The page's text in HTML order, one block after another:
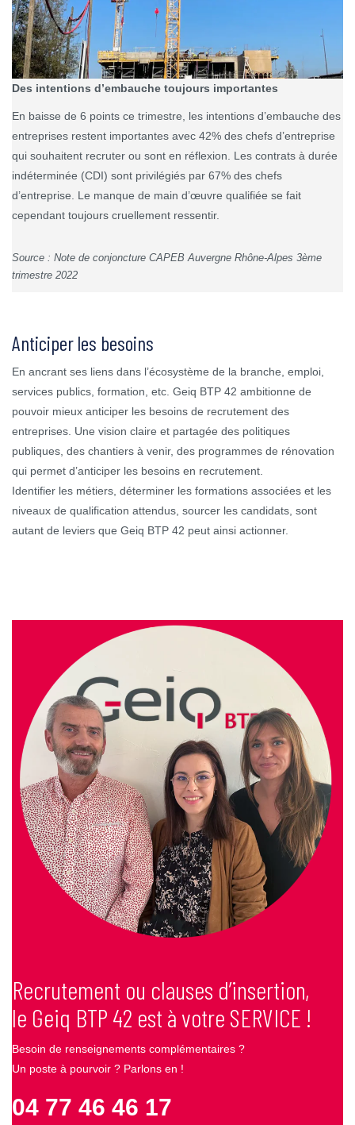
Des intentions d’embauche toujours importantes
En baisse de 6 points ce trimestre, les intentions d’embauche des
entreprises restent importantes avec 42% des chefs d’entreprise
qui souhaitent recruter ou sont en réflexion. Les contrats à durée
indéterminée (CDI) sont privilégiés par 67% des chefs
d’entreprise. Le manque de main d’œuvre qualifiée se fait
cependant toujours cruellement ressentir.
Source : Note de conjoncture CAPEB Auvergne Rhône-Alpes 3ème
trimestre 2022
Anticiper les besoins
En ancrant ses liens dans l’écosystème de la branche, emploi,
services publics, formation, etc. Geiq BTP 42 ambitionne de
pouvoir mieux anticiper les besoins de recrutement des
entreprises. Une vision claire et partagée des politiques
publiques, des chantiers à venir, des programmes de rénovation
qui permet d’anticiper les besoins en recrutement.
Identifier les métiers, déterminer les formations associées et les
niveaux de qualification attendus, sourcer les candidats, sont
autant de leviers que Geiq BTP 42 peut ainsi actionner.
Recrutement ou clauses d’insertion,
le Geiq BTP 42 est à votre SERVICE !
Besoin de renseignements complémentaires ?
Un poste à pourvoir ? Parlons en !
04 77 46 46 17